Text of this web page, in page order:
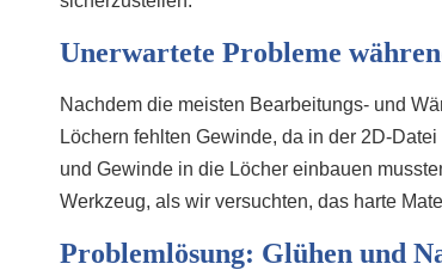
Unerwartete Probleme
Nachdem die meisten Bearbeitungs- und
Löchern fehlten Gewinde, da in der 2D-
und Gewinde in die Löcher einbauen
Werkzeug, als wir versuchten, das harte
Problemlösung: Glühen und